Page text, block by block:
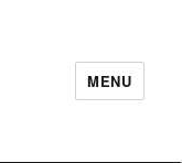
MENU